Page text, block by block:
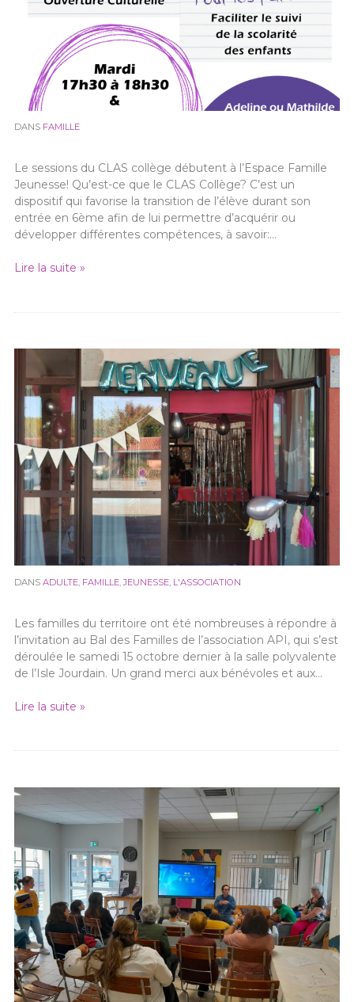
DANS FAMILLE
Le sessions du CLAS collège débutent à l’Espace Famille
Jeunesse! Qu’est-ce que le CLAS Collège? C’est un
dispositif qui favorise la transition de l’élève durant son
entrée en 6ème afin de lui permettre d’acquérir ou
développer différentes compétences, à savoir:…
Lire la suite »
DANS ADULTE, FAMILLE,JEUNESSE, L'ASSOCIATION
Les familles du territoire ont été nombreuses à répondre à
l’invitation au Bal des Familles de l’association API, qui s’est
déroulée le samedi 15 octobre dernier à la salle polyvalente
de l’Isle Jourdain. Un grand merci aux bénévoles et aux…
Lire la suite »